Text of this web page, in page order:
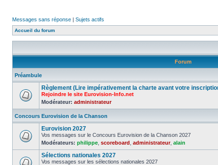
Messages sans réponse | Sujets actifs
Accueil du forum
Forum
Préambule
Règlement (Lire impérativement la charte avant votre
Rejoindre le site Eurovision-Info.net
Modérateur: administrateur
Concours Eurovision de la Chanson
Eurovision 2027
Vos messages sur le Concours Eurovision de la Chanson 2027
Modérateurs: philippe scoreboard administrateur, alain
Sélections nationales 2027
Vos messages sur les sélections nationales 2027